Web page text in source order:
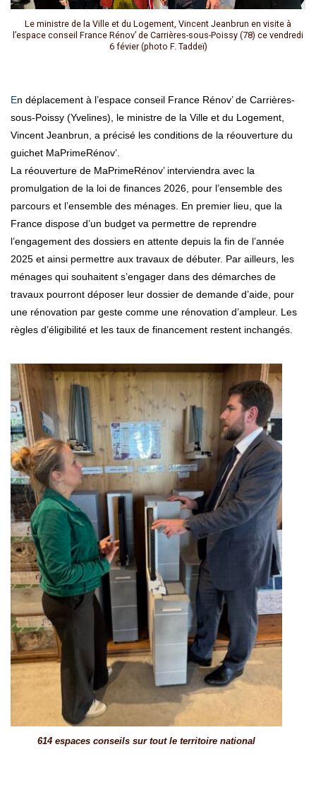
Le ministre de la Ville et du Logement, Vincent Jeanbrun en visite à
l’espace conseil France Rénov’ de Carrières-sous-Poissy (78) ce vendredi
6 févier (photo F. Taddeï)
En déplacement à l’espace conseil France Rénov’ de Carrières-
sous-Poissy (Yvelines), le ministre de la Ville et du Logement,
Vincent Jeanbrun, a précisé les conditions de la réouverture du
guichet MaPrimeRénov’.
La réouverture de MaPrimeRénov’ interviendra avec la
promulgation de la loi de finances 2026, pour l’ensemble des
parcours et l’ensemble des ménages. En premier lieu, que la
France dispose d’un budget va permettre de reprendre
l’engagement des dossiers en attente depuis la fin de l’année
2025 et ainsi permettre aux travaux de débuter. Par ailleurs, les
ménages qui souhaitent s’engager dans des démarches de
travaux pourront déposer leur dossier de demande d’aide, pour
une rénovation par geste comme une rénovation d’ampleur. Les
règles d’éligibilité et les taux de financement restent inchangés.
614 espaces conseils sur tout le territoire national